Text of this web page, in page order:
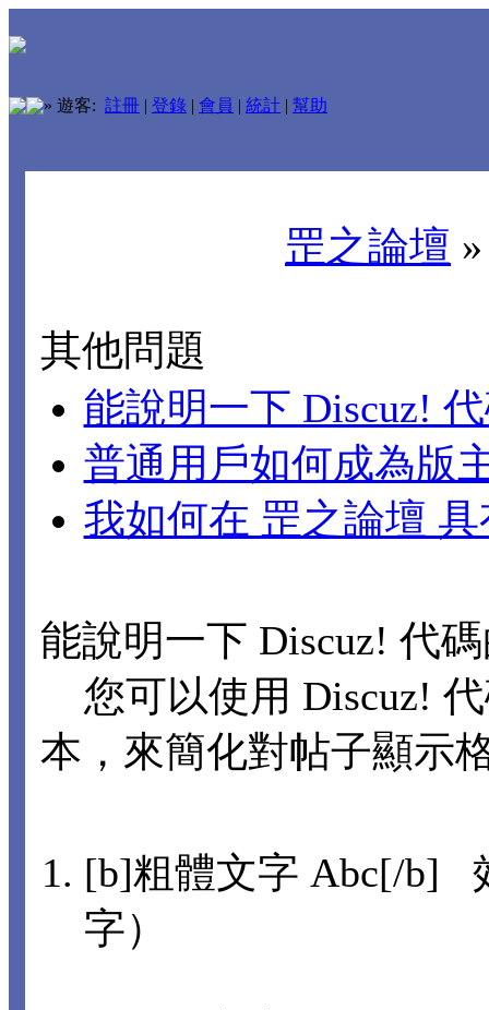
» 遊客: 註冊 | 登錄 | 會員 | 統計 | 幫助
罡之論壇
其他問題
能說明一下 Discuz!
普通用戶如何成為版
我如何在 罡之論壇
能說明一下 Discuz! 代
您可以使用 Discuz!
本，來簡化對帖子顯示
[b]粗體文字 Abc[/b]
字）